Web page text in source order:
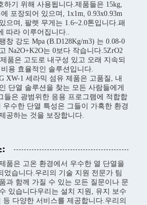
하기 위해 사용됩니다.제품들은 15kg,
포장되어 있으며, 1x1m, 0.93x0.93m
으며, 팔렛 무게는 1.6~2.0톤입니다.패
따라 이루어집니다..
창 강도 Mpa (B.D128Kg/m3) 는 0.08-0
Na2O+K2O는 0보다 작습니다.5ZrO2
품은 고도로 내구성 있고 오래 지속되
용 효율적인 솔루션입니다.
XW-1 세라믹 섬유 제품은 고품질, 내
단열 솔루션을 찾는 모든 사람들에게
들은 광범위한 응용 프로그램에 적합합
우수한 단열 특성은 그들이 가혹한 환경
공하는 것을 보장합니다.
:
품은 고온 환경에서 우수한 열 단열을
었습니다.우리의 기술 지원 전문가 팀
과 함께 가질 수 있는 모든 질문이나 문
있습니다우리는 설치 지원, 유지 보수
다양한 서비스를 제공합니다.우리의